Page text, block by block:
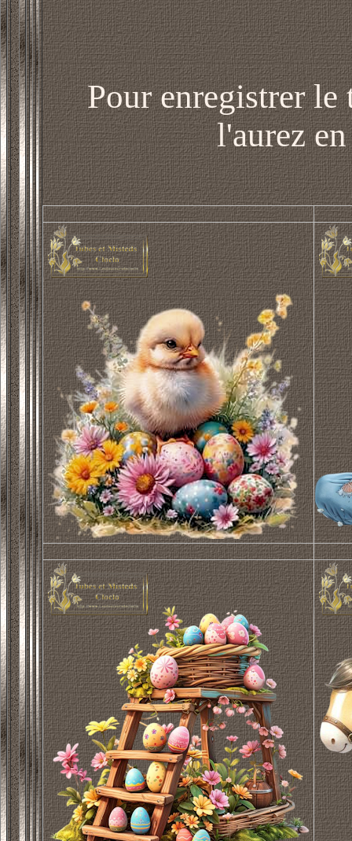
Pour enregistrer le
l'aurez